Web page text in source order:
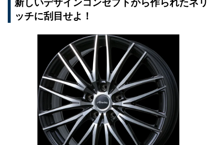
新しいデザインコンセプトから作られたネリ
ッチに刮目せよ！